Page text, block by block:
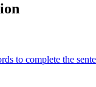
to complete the